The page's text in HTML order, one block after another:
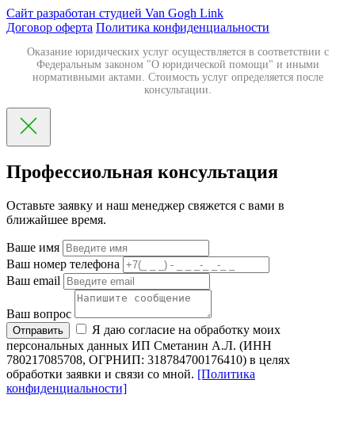
Сайт разработан студией Van Gogh Link
Договор оферта Политика конфиденциальности
Оказание юридических услуг осуществляется в соответствии с
Федеральным законом "О юридической помощи" и иными
нормативными актами. Стоимость услуг определяется после
консультации.
Профессиольная консультация
Оставьте заявку и наш менеджер свяжется с вами в
ближайшее время.
Ваше имя
Ваш номер телефона
Ваш email
Ваш вопрос
Отправить
Я даю согласие на обработку моих
персональных данных ИП Сметанин А.Л. (ИНН
780217085708, ОГРНИП: 318784700176410) в целях
обработки заявки и связи со мной. [Политика
конфиденциальности]